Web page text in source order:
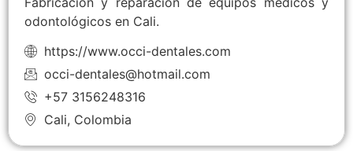
odontológicos en Cali.
https://www.occi-dentales.com
occi-dentales@hotmail.com
+57 3156248316
Cali, Colombia